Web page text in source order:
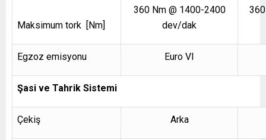
Maksimum tork [Nm]
360 Nm @ 1400-2400
dev/dak
Egzoz emisyonu Euro VI
Şasi ve Tahrik Sistemi
Çekiş Arka